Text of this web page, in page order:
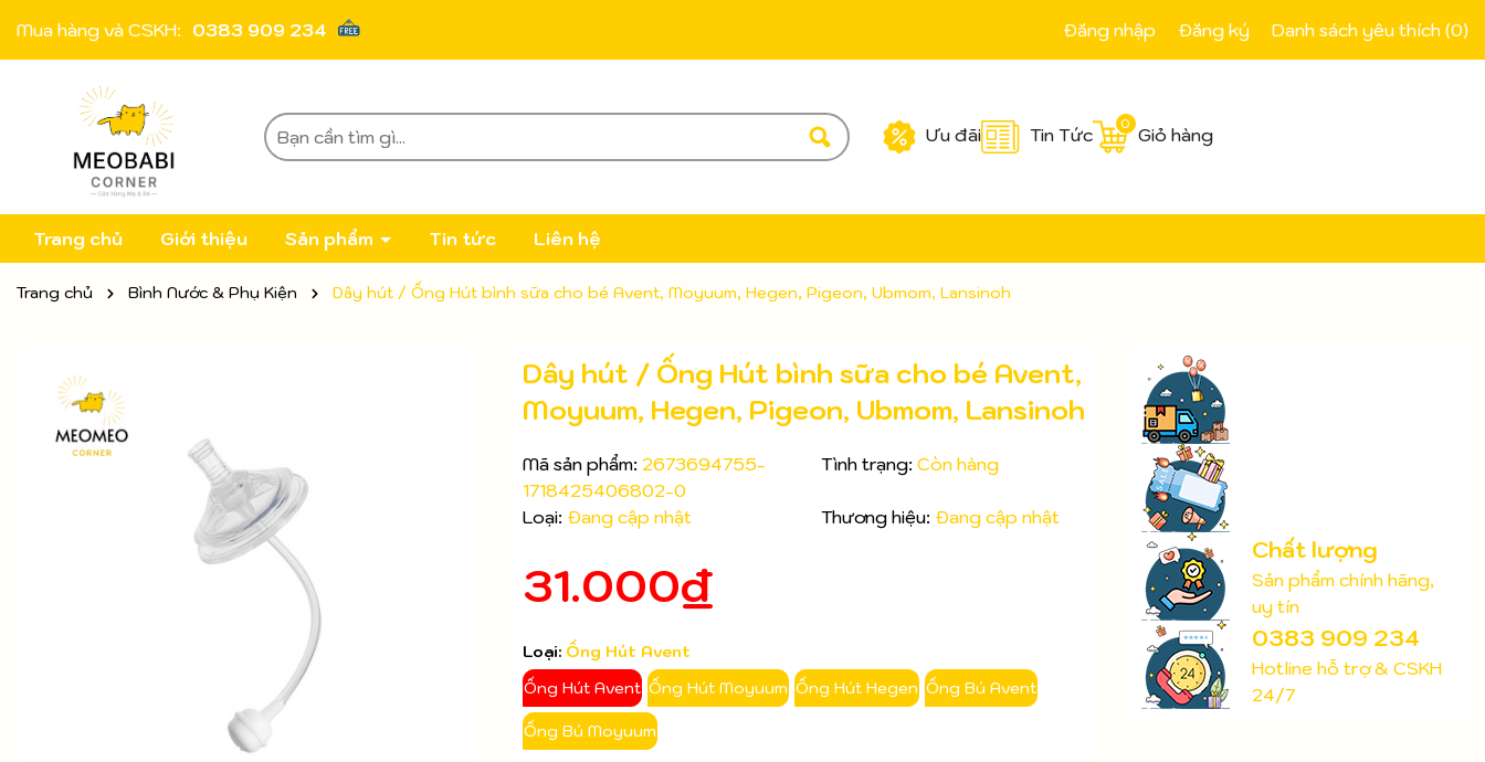
Mua hàng và CSKH: 0383 909 234 Đăng nhập Đăng ký Danh sách yêu thích (0)
Ưu đãi Tin Tức Giỏ hàng
0
Trang chủ Giới thiệu Sản phẩm Tin tức Liên hệ
Trang chủ Bình Nước & Phụ Kiện Dây hút / Ống Hút bình sữa cho bé Avent, Moyuum, Hegen, Pigeon, Ubmom, Lansinoh
Dây hút / Ống Hút bình sữa cho bé Avent,
Moyuum, Hegen, Pigeon, Ubmom, Lansinoh
Mã sản phẩm: 2673694755-
1718425406802-0
Tình trạng: Còn hàng
Loại: Đang cập nhật Thương hiệu: Đang cập nhật
31.000₫
Loại: Ống Hút Avent
Ống Hút Avent Ống Hút Moyuum Ống Hút Hegen Ống Bú Avent
Ống Bú Moyuum
Ngày hết hạn:
Điều kiện:
Chất lượng
Sản phẩm chính hãng,
uy tín
0383 909 234
Hotline hỗ trợ & CSKH
24/7